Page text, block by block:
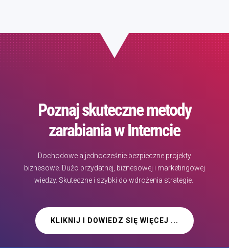
Poznaj skuteczne metody
zarabiania w Interncie
Dochodowe a jednocześnie bezpieczne projekty
biznesowe. Dużo przydatnej, biznesowej i marketingowej
wiedzy. Skuteczne i szybki do wdrożenia strategie.
KLIKNIJ I DOWIEDZ SIĘ WIĘCEJ ...